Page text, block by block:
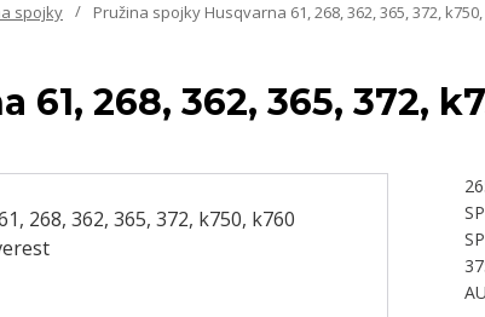
spojky Pružina spojky Husqvarna 61, 268, 362, 365, 372,
268, 362, 365, 372,